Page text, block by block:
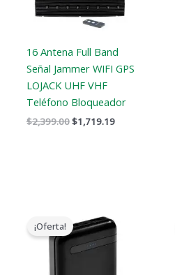
16 Antena Full Band
Señal Jammer WIFI GPS
LOJACK UHF VHF
Teléfono Bloqueador
$2,399.00$1,719.19
¡Oferta!
precio
original
era:
$239.00.
precio
actual
es: